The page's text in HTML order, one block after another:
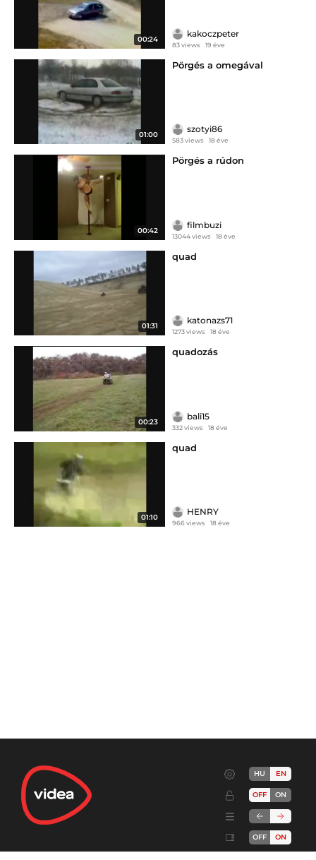
00:24
kakoczpeter
83 views 19 éve
01:00
Pörgés a omegával
szotyi86
583 views 18 éve
00:42
Pörgés a rúdon
filmbuzi
13044 views 18 éve
01:31
quad
katonazs71
1273 views 18 éve
00:23
quadozás
bali15
332 views 18 éve
01:10
quad
HENRY
966 views 18 éve
HU EN
OFF ON
OFF ON